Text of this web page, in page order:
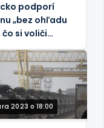
podporí
„bez ohľadu
si voliči
– MZV
2023 o 18:00